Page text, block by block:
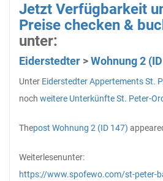
Jetzt Verfügbarkeit
Preise checken &
unter:
Eiderstedter >Wohnung 2
Unter EiderstedterAppertements St.
noch weitere Unterkünfte St. Peter-
Thepost Wohnung 2 (ID 147)
Weiterlesenunter:
https://www.spofewo.com/st-peter-